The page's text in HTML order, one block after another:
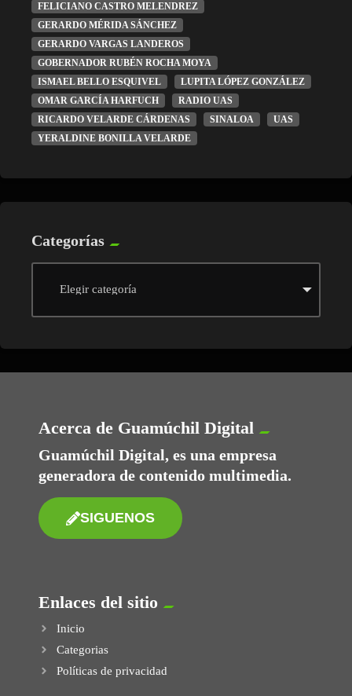
FELICIANO CASTRO MELENDREZ
GERARDO MÉRIDA SÁNCHEZ
GERARDO VARGAS LANDEROS
GOBERNADOR RUBÉN ROCHA MOYA
ISMAEL BELLO ESQUIVEL
LUPITA LÓPEZ GONZÁLEZ
OMAR GARCÍA HARFUCH
RADIO UAS
RICARDO VELARDE CÁRDENAS
SINALOA
UAS
YERALDINE BONILLA VELARDE
Categorías
Acerca de Guamúchil Digital
Guamúchil Digital, es una empresa
generadora de contenido multimedia.
SIGUENOS
Enlaces del sitio
Inicio
Categorias
Políticas de privacidad